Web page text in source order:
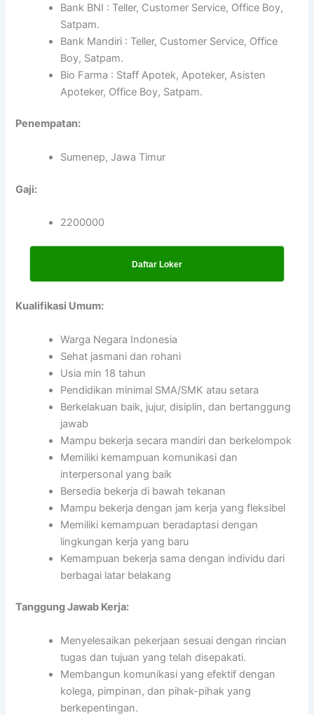
Bank BNI : Teller, Customer Service, Office Boy,
Satpam.
Bank Mandiri : Teller, Customer Service, Office
Boy, Satpam.
Bio Farma : Staff Apotek, Apoteker, Asisten
Apoteker, Office Boy, Satpam.
Penempatan:
Sumenep, Jawa Timur
Gaji:
2200000
Daftar Loker
Kualifikasi Umum:
Warga Negara Indonesia
Sehat jasmani dan rohani
Usia min 18 tahun
Pendidikan minimal SMA/SMK atau setara
Berkelakuan baik, jujur, disiplin, dan bertanggung
jawab
Mampu bekerja secara mandiri dan berkelompok
Memiliki kemampuan komunikasi dan
interpersonal yang baik
Bersedia bekerja di bawah tekanan
Mampu bekerja dengan jam kerja yang fleksibel
Memiliki kemampuan beradaptasi dengan
lingkungan kerja yang baru
Kemampuan bekerja sama dengan individu dari
berbagai latar belakang
Tanggung Jawab Kerja:
Menyelesaikan pekerjaan sesuai dengan rincian
tugas dan tujuan yang telah disepakati.
Membangun komunikasi yang efektif dengan
kolega, pimpinan, dan pihak-pihak yang
berkepentingan.